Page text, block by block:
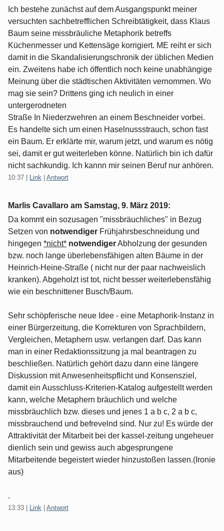
Ich bestehe zunächst auf dem Ausgangspunkt meiner
versuchten sachbetrefflichen Schreibtätigkeit, dass Klaus
Baum seine missbräuliche Metaphorik betreffs
Küchenmesser und Kettensäge korrigiert. ME reiht er sich
damit in die Skandalisierungschronik der üblichen Medien
ein. Zweitens habe ich öffentlich noch keine unabhängige
Meinung über die städtischen Aktivitäten vernommen. Wo
mag sie sein? Drittens ging ich neulich in einer
untergerodneten
Straße In Niederzwehren an einem Beschneider vorbei.
Es handelte sich um einen Haselnussstrauch, schon fast
ein Baum. Er erklärte mir, warum jetzt, und warum es nötig
sei, damit er gut weiterleben könne. Natürlich bin ich dafür
nicht sachkundig. Ich kannn mir seinen Beruf nur anhören.
10:37 Link Antwort
Marlis Cavallaro am Samstag, 9. März 2019:
Da kommt ein sozusagen "missbräuchliches" in Bezug
Setzen von notwendiger Frühjahrsbeschneidung und
hingegen *nicht* notwendigerAbholzung der gesunden
bzw. noch lange überlebensfähigen alten Bäume in der
Heinrich-Heine-Straße ( nicht nur der paar nachweislich
kranken). Abgeholzt ist tot, nicht besser weiterlebensfähig
wie ein beschnittener Busch/Baum.
Sehr schöpferische neue Idee - eine Metaphorik-Instanz in
einer Bürgerzeitung, die Korrekturen von Sprachbildern,
Vergleichen, Metaphern usw. verlangen darf. Das kann
man in einer Redaktionssitzung ja mal beantragen zu
beschließen. Natürlich gehört dazu dann eine längere
Diskussion mit Anwesenheitspflicht und Konsensziel,
damit ein Ausschluss-Kriterien-Katalog aufgestellt werden
kann, welche Metaphern bräuchlich und welche
missbräuchlich bzw. dieses und jenes 1 a b c, 2 a b c,
missbrauchend und befrevelnd sind. Nur zu! Es würde der
Attraktivität der Mitarbeit bei der kassel-zeitung ungeheuer
dienlich sein und gewiss auch abgesprungene
Mitarbeitende begeistert wieder hinzustoßen lassen.(Ironie
aus)
.
13:33 Link Antwort